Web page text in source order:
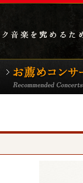
特集アーティスト